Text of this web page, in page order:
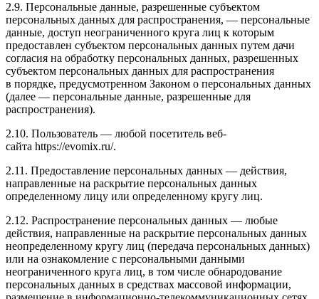
2.9. Персональные данные, разрешенные субъектом
персональных данных для распространения, — персональные
данные, доступ неограниченного круга лиц к которым
предоставлен субъектом персональных данных путем дачи
согласия на обработку персональных данных, разрешенных
субъектом персональных данных для распространения
в порядке, предусмотренном Законом о персональных данных
(далее — персональные данные, разрешенные для
распространения).
2.10. Пользователь — любой посетитель веб-
сайта https://evomix.ru/.
2.11. Предоставление персональных данных — действия,
направленные на раскрытие персональных данных
определенному лицу или определенному кругу лиц.
2.12. Распространение персональных данных — любые
действия, направленные на раскрытие персональных данных
неопределенному кругу лиц (передача персональных данных)
или на ознакомление с персональными данными
неограниченного круга лиц, в том числе обнародование
персональных данных в средствах массовой информации,